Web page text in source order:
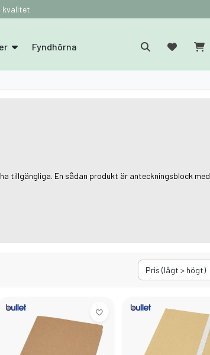
kvalitet
Fyndhörna
tillgängliga. En sådan produkt är anteckningsblock med